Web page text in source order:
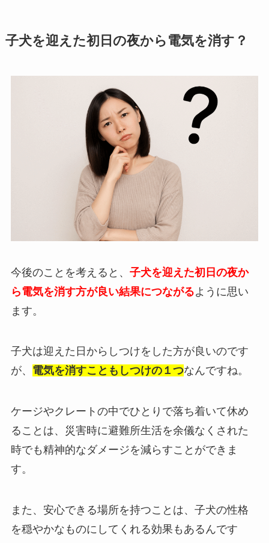
子犬を迎えた初日の夜から電気を消す？
今後のことを考えると、 子犬を迎えた初日の夜か
ら電気を消す方が良い結果につながるように思い
ます。
子犬は迎えた日からしつけをした方が良いのです
が、 電気を消すこともしつけの１つなんですね。
ケージやクレートの中でひとりで落ち着いて休め
ることは、災害時に避難所生活を余儀なくされた
時でも精神的なダメージを減らすことができま
す。
また、安心できる場所を持つことは、子犬の性格
を穏やかなものにしてくれる効果もあるんです